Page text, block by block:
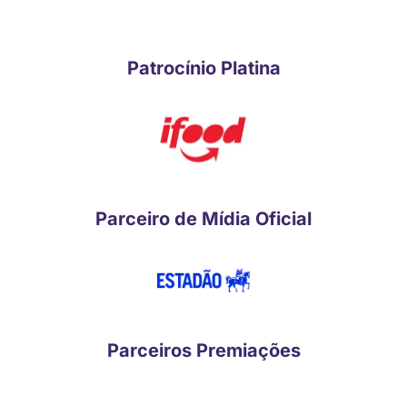
Patrocínio Platina
Parceiro de Mídia Oficial
Parceiros Premiações